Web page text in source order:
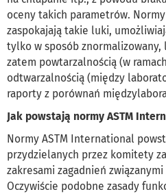
oceny takich parametrów.
zaspokajają takie luki,
tylko w sposób znormalizowany,
zatem powtarzalnością (w
odtwarzalnością (między
raporty z porównań
Jak powstają normy ASTM
Normy ASTM International
przydzielanych przez komitety
zakresami zagadnień
Oczywiście podobne zasady